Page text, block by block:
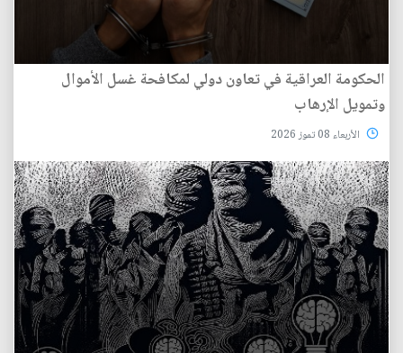
الحكومة العراقية في تعاون دولي لمكافحة غسل الأموال
وتمويل الإرهاب
الأربعاء 08 تموز 2026